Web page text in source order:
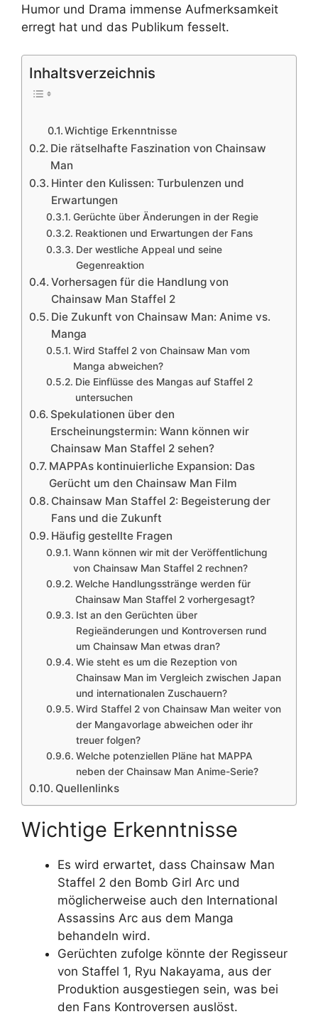
Humor und Drama immense Aufmerksamkeit
erregt hat und das Publikum fesselt.
Inhaltsverzeichnis
Wichtige Erkenntnisse
Die rätselhafte Faszination von Chainsaw
Man
Hinter den Kulissen: Turbulenzen und
Erwartungen
Gerüchte über Änderungen in der Regie
Reaktionen und Erwartungen der Fans
Der westliche Appeal und seine
Gegenreaktion
Vorhersagen für die Handlung von
Chainsaw Man Staffel 2
Die Zukunft von Chainsaw Man: Anime vs.
Manga
Wird Staffel 2 von Chainsaw Man vom
Manga abweichen?
Die Einflüsse des Mangas auf Staffel 2
untersuchen
Spekulationen über den
Erscheinungstermin: Wann können wir
Chainsaw Man Staffel 2 sehen?
MAPPAs kontinuierliche Expansion: Das
Gerücht um den Chainsaw Man Film
Chainsaw Man Staffel 2: Begeisterung der
Fans und die Zukunft
Häufig gestellte Fragen
Wann können wir mit der Veröffentlichung
von Chainsaw Man Staffel 2 rechnen?
Welche Handlungsstränge werden für
Chainsaw Man Staffel 2 vorhergesagt?
Ist an den Gerüchten über
Regieänderungen und Kontroversen rund
um Chainsaw Man etwas dran?
Wie steht es um die Rezeption von
Chainsaw Man im Vergleich zwischen Japan
und internationalen Zuschauern?
Wird Staffel 2 von Chainsaw Man weiter von
der Mangavorlage abweichen oder ihr
treuer folgen?
Welche potenziellen Pläne hat MAPPA
neben der Chainsaw Man Anime-Serie?
Quellenlinks
Wichtige Erkenntnisse
Es wird erwartet, dass Chainsaw Man
Staffel 2 den Bomb Girl Arc und
möglicherweise auch den International
Assassins Arc aus dem Manga
behandeln wird.
Gerüchten zufolge könnte der Regisseur
von Staffel 1, Ryu Nakayama, aus der
Produktion ausgestiegen sein, was bei
den Fans Kontroversen auslöst.